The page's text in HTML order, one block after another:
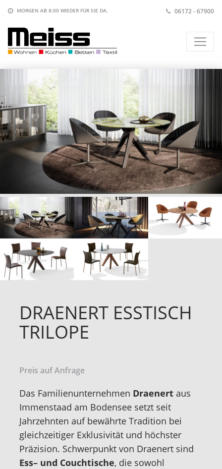
MORGEN AB 8:00 WIEDER FÜR SIE DA. 06172 - 67900
DRAENERT ESSTISCH
TRILOPE
Preis auf Anfrage
Das Familienunternehmen Draenert aus
Immenstaad am Bodensee setzt seit
Jahrzehnten auf bewährte Tradition bei
gleichzeitiger Exklusivität und höchster
Präzision. Schwerpunkt von Draenert sind
Ess– und Couchtische, die sowohl